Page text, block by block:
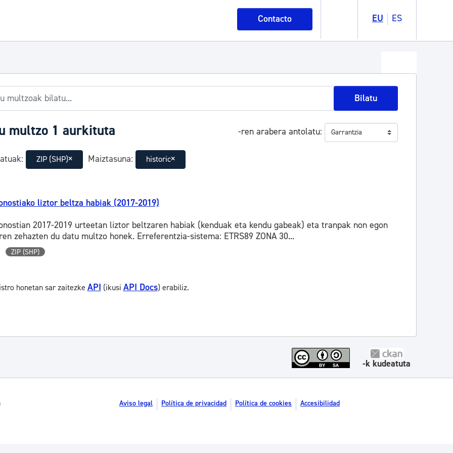
Contacto
EU ES
Bilatu
-ren arabera antolatu
multzo 1 aurkituta
ZIP (SHP) Maiztasuna: historic
liztor beltza habiak (2017-2019)
2017-2019 urteetan liztor beltzaren habiak (kenduak eta kendu gabeak) eta tranpak non egon
zehazten du datu multzo honek. Erreferentzia-sistema: ETRS89 ZONA 30...
ZIP (SHP)
honetan sar zaitezke API (ikusi API Docs) erabiliz.
-k kudeatuta
Aviso legal Política de privacidad Política de cookies Accesibilidad